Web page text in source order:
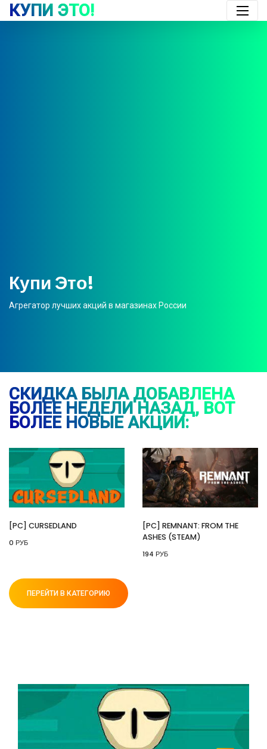
КУПИ ЭТО!
Купи Это!
Агрегатор лучших акций в магазинах России
СКИДКА БЫЛА ДОБАВЛЕНА
БОЛЕЕ НЕДЕЛИ НАЗАД, ВОТ
БОЛЕЕ НОВЫЕ АКЦИИ:
[PC] CURSEDLAND
0 РУБ
[PC] REMNANT: FROM THE
ASHES (STEAM)
194 РУБ
ПЕРЕЙТИ В КАТЕГОРИЮ